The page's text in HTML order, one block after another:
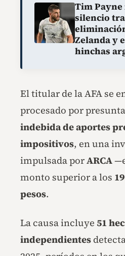
Tim
silencio
Zelanda y
hinchas
El titular de la AFA se
procesado por presunta
indebida de aportes
impositivos, en una
impulsada porARCA
monto superior a los
pesos.
La causa incluye 51
independientes